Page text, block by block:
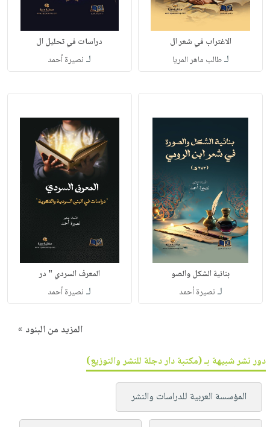
الاغتراب في شعر ال
لـطالب ماهر المريا
دراسات في تحليل ال
لـ نصيرة أحمد
بنائية الشكل والصو
لـ نصيرة أحمد
المعرف السردي " در
لـ نصيرة أحمد
المزيد من البنود »
دور نشر شبيهة بـ (مكتبة دار دجلة للنشر والتوزيع)
المؤسسة العربية للدراسات والنشر